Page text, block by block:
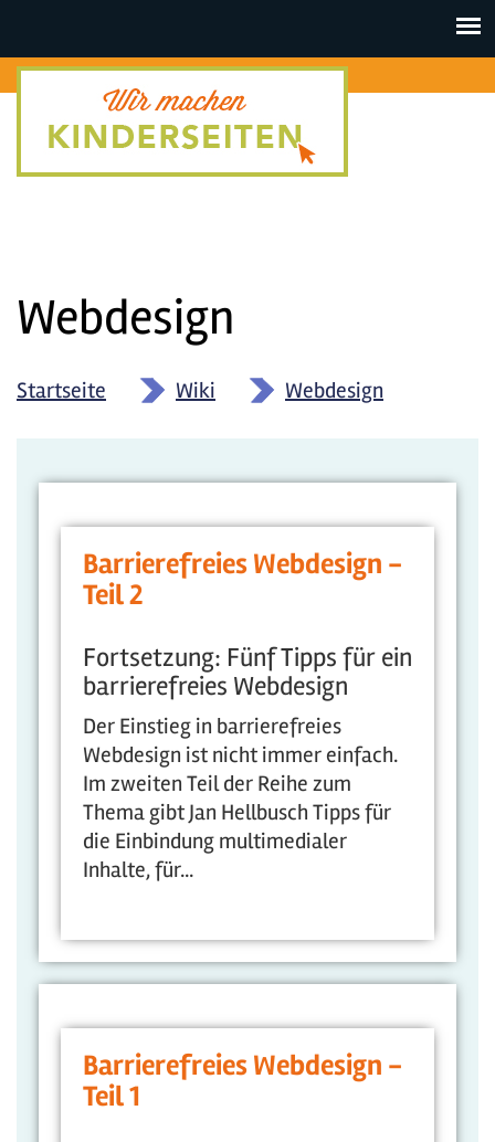
Toggle
Webdesign
Startseite » Wiki » Webdesign
Barrierefreies Webdesign -
Teil 2
Fortsetzung: Fünf Tipps für ein
barrierefreies Webdesign
Der Einstieg in barrierefreies
Webdesign ist nicht immer einfach.
Im zweiten Teil der Reihe zum
Thema gibt Jan Hellbusch Tipps für
die Einbindung multimedialer
Inhalte, für...
Barrierefreies Webdesign -
Teil 1